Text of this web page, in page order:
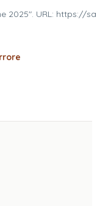
2025". URL: